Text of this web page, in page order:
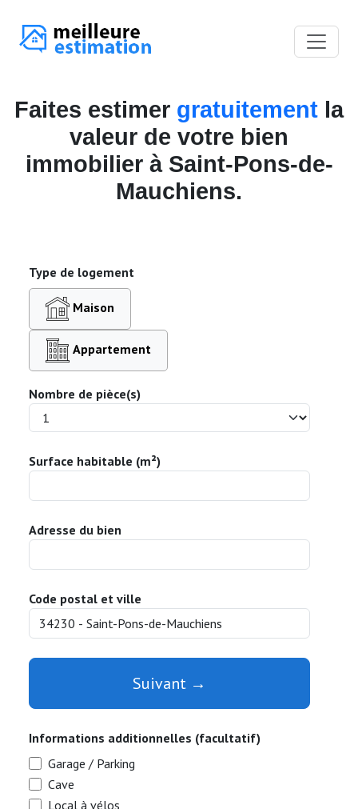
Faites estimer gratuitement la
valeur de votre bien
immobilier à Saint-Pons-de-
Mauchiens.
Type de logement
Maison
Appartement
Nombre de pièce(s)
Surface habitable (m²)
Adresse du bien
Code postal et ville
Suivant →
Informations additionnelles (facultatif)
Garage / Parking
Cave
Local à vélos